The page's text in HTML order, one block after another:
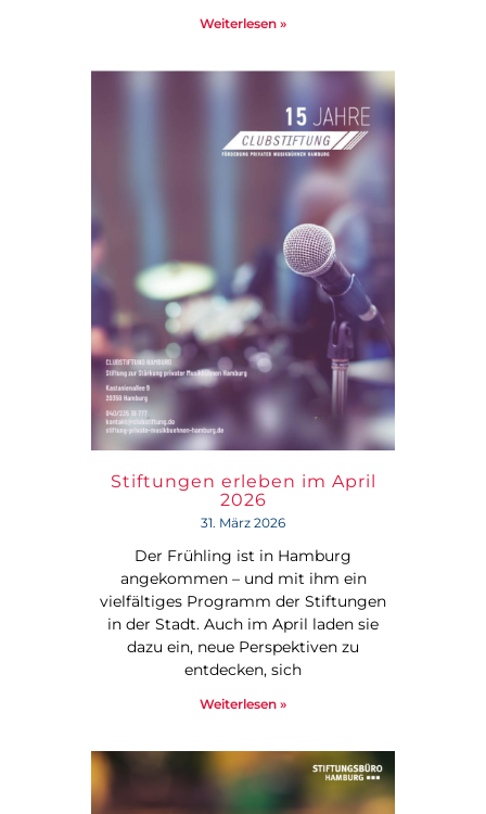
Weiterlesen »
Stiftungen erleben im April
2026
31. März 2026
Der Frühling ist in Hamburg
angekommen – und mit ihm ein
vielfältiges Programm der Stiftungen
in der Stadt. Auch im April laden sie
dazu ein, neue Perspektiven zu
entdecken, sich
Weiterlesen »